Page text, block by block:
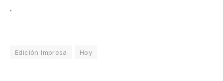
.
Edición Impresa Hoy